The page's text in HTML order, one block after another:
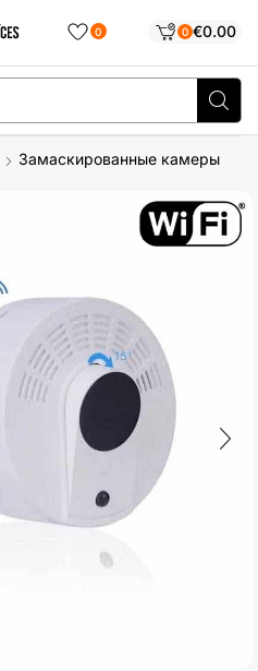
0 0 €0.00
Замаскированные камеры